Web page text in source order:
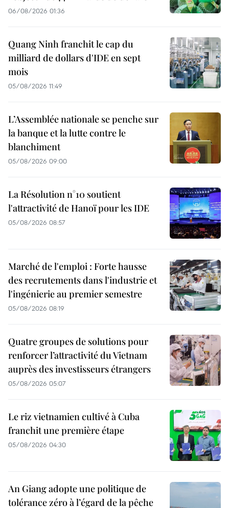
06/08/2026 01:36
Quang Ninh franchit le cap du
milliard de dollars d'IDE en sept
mois
05/08/2026 11:49
L’Assemblée nationale se penche sur
la banque et la lutte contre le
blanchiment
05/08/2026 09:00
La Résolution n°10 soutient
l'attractivité de Hanoï pour les IDE
05/08/2026 08:57
Marché de l'emploi : Forte hausse
des recrutements dans l'industrie et
l'ingénierie au premier semestre
05/08/2026 08:19
Quatre groupes de solutions pour
renforcer l’attractivité du Vietnam
auprès des investisseurs étrangers
05/08/2026 05:07
Le riz vietnamien cultivé à Cuba
franchit une première étape
05/08/2026 04:30
An Giang adopte une politique de
tolérance zéro à l’égard de la pêche